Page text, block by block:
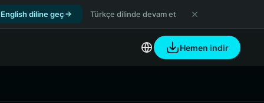
English diline geç Türkçe dilinde devam et
Hemen indir